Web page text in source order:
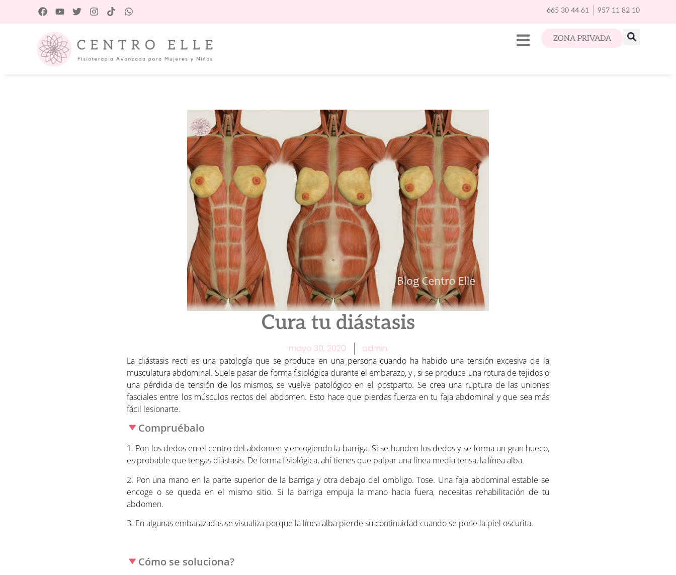
665 30 44 61 957 11 82 10
ZONA PRIVADA
Cura tu diástasis
mayo 30, 2020 admin
La diástasis recti es una patología que se produce en una persona cuando ha habido una tensión excesiva de la
musculatura abdominal. Suele pasar de forma fisiológica durante el embarazo, y , si se produce una rotura de tejidos o
una pérdida de tensión de los mismos, se vuelve patológico en el postparto. Se crea una ruptura de las uniones
fasciales entre los músculos rectos del abdomen. Esto hace que pierdas fuerza en tu faja abdominal y que sea más
fácil lesionarte.
Compruébalo
1. Pon los dedos en el centro del abdomen y encogiendo la barriga. Si se hunden los dedos y se forma un gran hueco,
es probable que tengas diástasis. De forma fisiológica, ahí tienes que palpar una línea media tensa, la línea alba.
2. Pon una mano en la parte superior de la barriga y otra debajo del ombligo. Tose. Una faja abdominal estable se
encoge o se queda en el mismo sitio. Si la barriga empuja la mano hacia fuera, necesitas rehabilitación de tu
abdomen.
3. En algunas embarazadas se visualiza porque la línea alba pierde su continuidad cuando se pone la piel oscurita.
Cómo se soluciona?